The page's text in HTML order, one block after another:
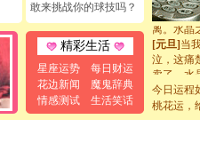
敢来挑战你的球技吗？
精彩生活
星座运势
每日财运
花边新闻
魔鬼辞典
情感测试
生活笑话
起；二是
离。水晶
[元旦] 当
泣，这痛
卖了。水
[春节]风
颜！冬去
道一声平
今日运程
桃花运，